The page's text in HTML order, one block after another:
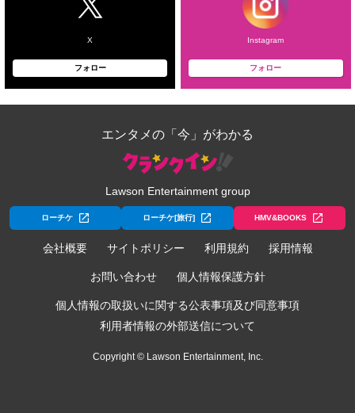
X
フォロー
Instagram
フォロー
エンタメの「今」がわかる
Lawson Entertainment group
ローチケ ローチケ[旅行] HMV&BOOKS
会社概要 サイトポリシー 利用規約 採用情報
お問い合わせ 個人情報保護方針
個人情報の取扱いに関する公表事項及び同意事項
利用者情報の外部送信について
Copyright © Lawson Entertainment, Inc.